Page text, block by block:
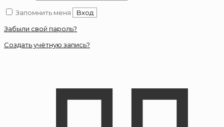
Запомнить меня
Вход
Забыли свой пароль?
Создать учётную запись?